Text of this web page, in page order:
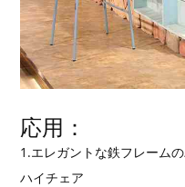
応用：
1.エレガントな鉄フレーム
ハイチェア